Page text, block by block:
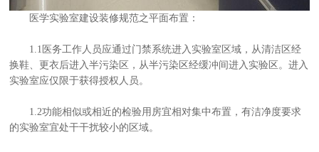
医学实验室建设装修规范之平面布置：
1.1医务工作人员应通过门禁系统进入实验室区域，从清洁区经
换鞋、更衣后进入半污染区，从半污染区经缓冲间进入实验区。进入
实验室应仅限于获得授权人员。
1.2功能相似或相近的检验用房宜相对集中布置，有洁净度要求
的实验室宜处干干扰较小的区域。